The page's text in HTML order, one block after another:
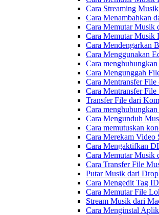
Cara Streaming
Cara Menambahkan
Cara Memutar Musik
Cara Memutar Musik
Cara Mendengarkan
Cara Menggunakan
Cara
Cara Mengunggah
Cara Mentransfer
Cara Mentransfer
Transfer File dari
Cara
Cara Mengunduh
Cara memutuskan
Cara Merekam Video
Cara Mengaktifkan
Cara Memutar Musik
Cara Transfer File
Putar Musik dari
Cara Mengedit Tag
Cara Memutar File
Stream Musik dari
Cara Menginstal